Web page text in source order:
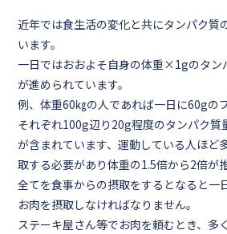
近年では食生活の変化と共にタンパク質
います。
一日ではおおよそ自身の体重×1gのタン
が進められています。
例、体重60㎏の人であれば一日に60gの
それぞれ100g辺り 20g程度のタンパク質
が含まれています、運動している人ほど
取する必要があり体重の1.5倍から2倍が
全てを食事からの摂取をするとなると一
お肉を摂取しなければなりません。
ステーキ屋さん等でお肉を頼むとき、多